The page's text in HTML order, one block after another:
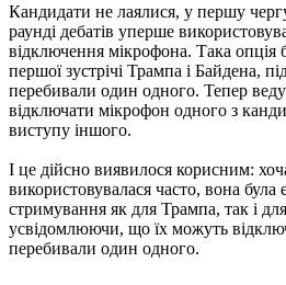
Кандидати не лаялися, у першу
раунді дебатів уперше
відключення мікрофона. Така опція
першої зустрічі Трампа і Байдена,
перебивали один одного. Тепер
відключати мікрофон одного з
виступу іншого.
І це дійсно виявилося корисним:
використовувалася часто, вона
стримування як для Трампа, так і
усвідомлюючи, що їх можуть
перебивали один одного.